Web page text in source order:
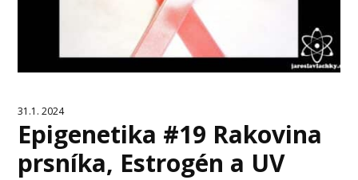
31.1. 2024
Epigenetika #19 Rakovina
prsníka, Estrogén a UV